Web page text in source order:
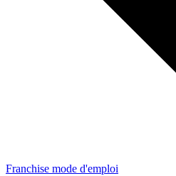
Franchise mode d'emploi